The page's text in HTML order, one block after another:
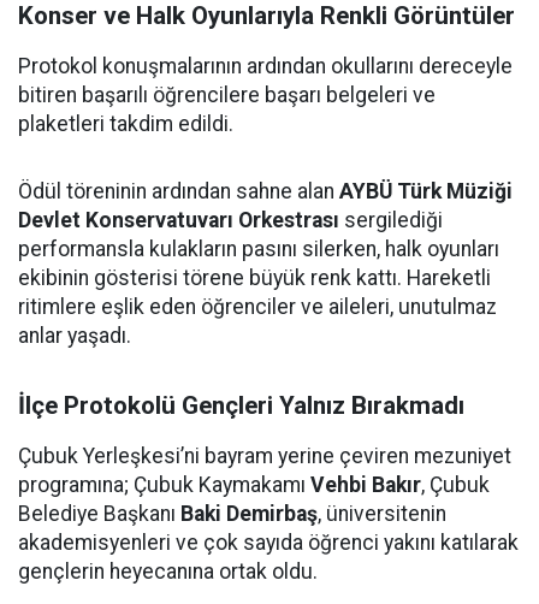
Konser ve Halk Oyunlarıyla Renkli Görüntüler
Protokol konuşmalarının ardından okullarını dereceyle
bitiren başarılı öğrencilere başarı belgeleri ve
plaketleri takdim edildi.
Ödül töreninin ardından sahne alan AYBÜ Türk Müziği
Devlet Konservatuvarı Orkestrası sergilediği
performansla kulakların pasını silerken, halk oyunları
ekibinin gösterisi törene büyük renk kattı. Hareketli
ritimlere eşlik eden öğrenciler ve aileleri, unutulmaz
anlar yaşadı.
İlçe Protokolü Gençleri Yalnız Bırakmadı
Çubuk Yerleşkesi’ni bayram yerine çeviren mezuniyet
programına; Çubuk Kaymakamı Vehbi Bakır, Çubuk
Belediye Başkanı Baki Demirbaş, üniversitenin
akademisyenleri ve çok sayıda öğrenci yakını katılarak
gençlerin heyecanına ortak oldu.